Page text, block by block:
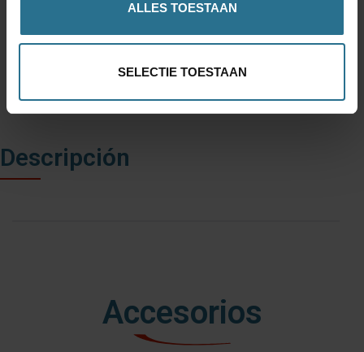
ALLES TOESTAAN
SELECTIE TOESTAAN
Tiendas cerca de usted
Descripción
Accesorios